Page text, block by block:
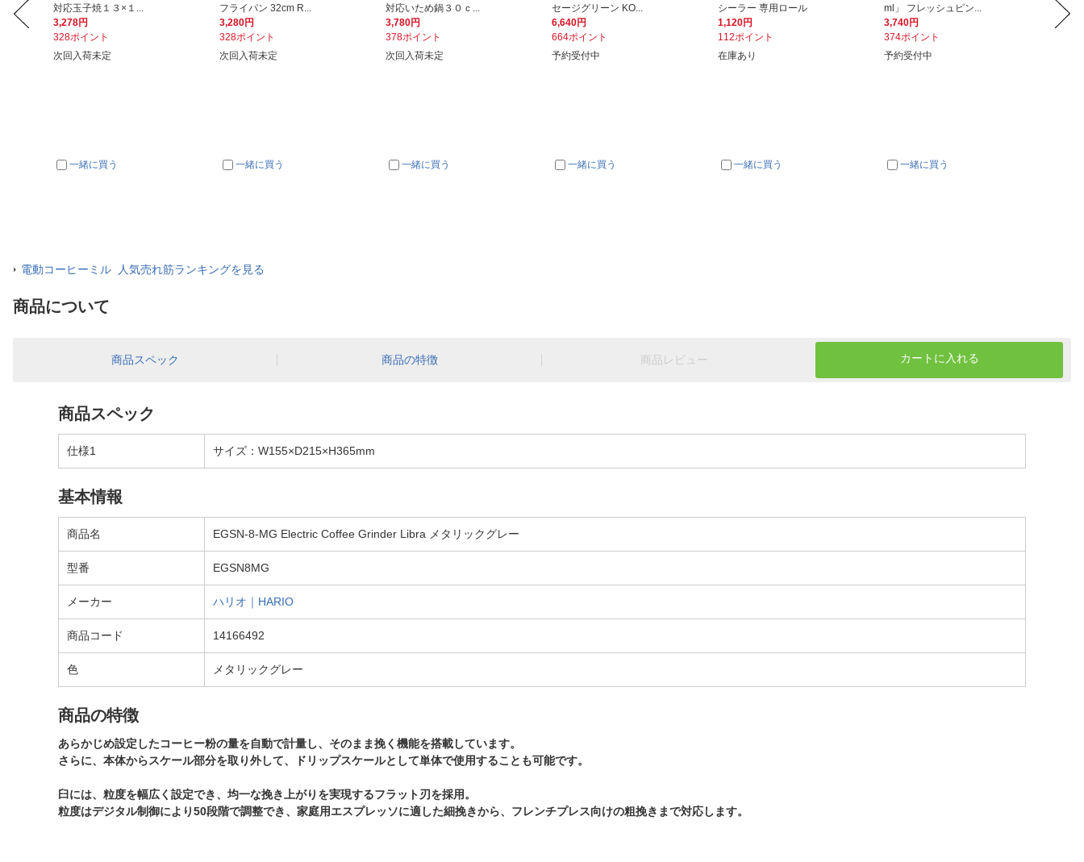
対応玉子焼１３×１...
3,278円
328ポイント
次回入荷未定
一緒に買う
フライパン 32cm R...
3,280円
328ポイント
次回入荷未定
一緒に買う
対応いため鍋３０ｃ...
3,780円
378ポイント
次回入荷未定
一緒に買う
セージグリーン KO...
6,640円
664ポイント
予約受付中
一緒に買う
シーラー 専用ロール
1,120円
112ポイント
在庫あり
一緒に買う
ml」 フレッシュピン...
3,740円
374ポイント
予約受付中
一緒に買う
ごは
198円
電動コーヒーミル 人気売れ筋ランキングを見る
商品について
カートに入れる
商品スペック 商品の特徴 商品レビュー
商品スペック
仕様1 サイズ：W155×D215×H365mm
基本情報
商品名 EGSN-8-MG Electric Coffee Grinder Libra メタリックグレー
型番 EGSN8MG
メーカー ハリオ｜HARIO
商品コード 14166492
色 メタリックグレー
商品の特徴
あらかじめ設定したコーヒー粉の量を自動で計量し、そのまま挽く機能を搭載しています。
さらに、本体からスケール部分を取り外して、ドリップスケールとして単体で使用することも可能です。
臼には、粒度を幅広く設定でき、均一な挽き上がりを実現するフラット刃を採用。
粒度はデジタル制御により50段階で調整でき、家庭用エスプレッソに適した細挽きから、フレンチプレス向けの粗挽きまで対応します。